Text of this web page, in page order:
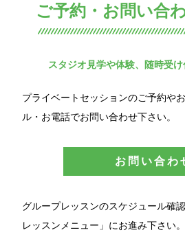
ご予約・お問い合
スタジオ見学や体験、随時受け
プライベートセッションのご予約や
ル・お電話でお問い合わせ下さい。
お問い合わ
グループレッスンのスケジュール確
レッスンメニュー」にお進み下さい。